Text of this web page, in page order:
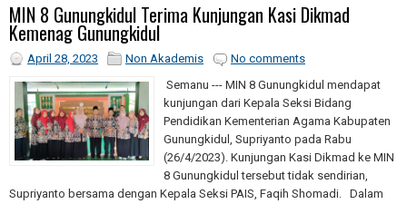
MIN 8 Gunungkidul Terima Kunjungan Kasi Dikmad
Kemenag Gunungkidul
April 28, 2023 Non Akademis
No comments
Semanu --- MIN 8 Gunungkidul mendapat
kunjungan dari Kepala Seksi Bidang
Pendidikan Kementerian Agama Kabupaten
Gunungkidul, Supriyanto pada Rabu
(26/4/2023). Kunjungan Kasi Dikmad ke MIN
8 Gunungkidul tersebut tidak sendirian,
Supriyanto bersama dengan Kepala Seksi PAIS, Faqih Shomadi. Dalam